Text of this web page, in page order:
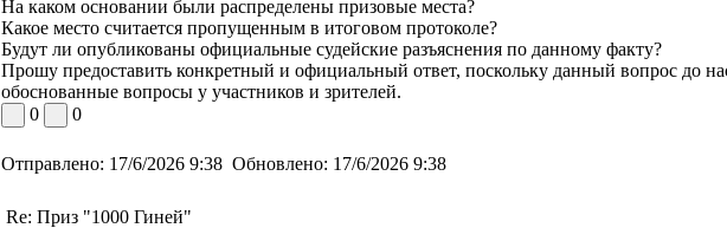
На каком основании были распределены призовые места?
Какое место считается пропущенным в итоговом протоколе?
Будут ли опубликованы официальные судейские разъяснения по данному факту?
Прошу предоставить конкретный и официальный ответ, поскольку данный вопрос до
обоснованные вопросы у участников и зрителей.
0
0
Отправлено: 17/6/2026 9:38 Обновлено: 17/6/2026 9:38
Re: Приз "1000 Гиней"